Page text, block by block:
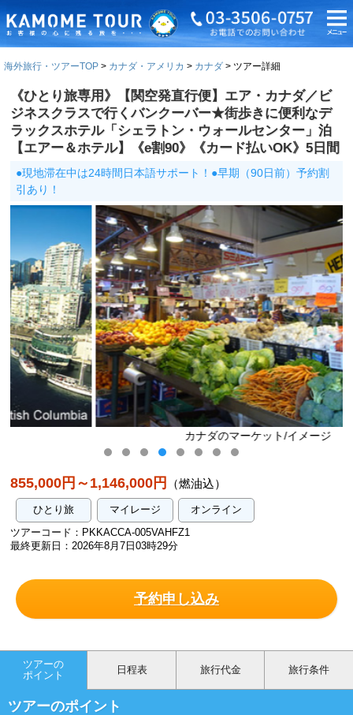
海外旅行・ツアーTOP カナダ・アメリカ カナダ ツアー詳細
《ひとり旅専用》【関空発直行便】エア・カナダ／ビ
ジネスクラスで行くバンクーバー★街歩きに便利なデ
ラックスホテル「シェラトン・ウォールセンター」泊
【エアー＆ホテル】《e割90》《カード払いOK》5日間
●現地滞在中は24時間日本語サポート！●早期（90日前）予約割
引あり！
カナダのマーケット/イメージ
855,000円～1,146,000円 （燃油込）
ひとり旅 マイレージ
オンライン
ツアーコード：PKKACCA-005VAHFZ1
最終更新日：2026年8月7日03時29分
予約申し込み
ツアーの
ポイント
日程表 旅行代金 旅行条件
ツアーのポイント